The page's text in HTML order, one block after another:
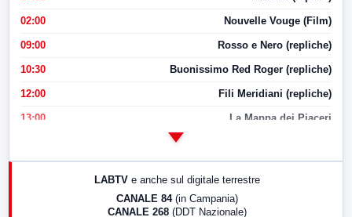
02:00 Nouvelle Vouge (Film)
09:00 Rosso e Nero (repliche)
10:30 Buonissimo Red Roger (repliche)
12:00 Fili Meridiani (repliche)
13:00 La Mappa dei Piaceri
17:00 LabNews (replica)
LABTV e anche sul digitale terrestre
CANALE 84 (in Campania)
CANALE 268 (DDT Nazionale)